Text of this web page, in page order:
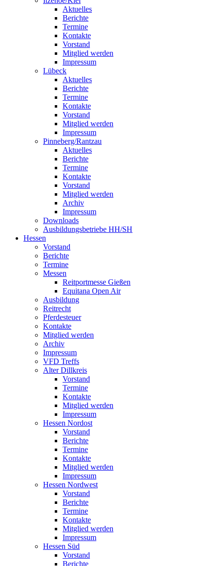
Aktuelles
Berichte
Termine
Kontakte
Vorstand
Mitglied werden
Impressum
Lübeck
Aktuelles
Berichte
Termine
Kontakte
Vorstand
Mitglied werden
Impressum
Pinneberg/Rantzau
Aktuelles
Berichte
Termine
Kontakte
Vorstand
Mitglied werden
Archiv
Impressum
Downloads
Ausbildungsbetriebe HH/SH
Hessen
Vorstand
Berichte
Termine
Messen
Reitportmesse Gießen
Equitana Open Air
Ausbildung
Reitrecht
Pferdesteuer
Kontakte
Mitglied werden
Archiv
Impressum
VFD Treffs
Alter Dillkreis
Vorstand
Termine
Kontakte
Mitglied werden
Impressum
Hessen Nordost
Vorstand
Berichte
Termine
Kontakte
Mitglied werden
Impressum
Hessen Nordwest
Vorstand
Berichte
Termine
Kontakte
Mitglied werden
Impressum
Hessen Süd
Vorstand
Berichte